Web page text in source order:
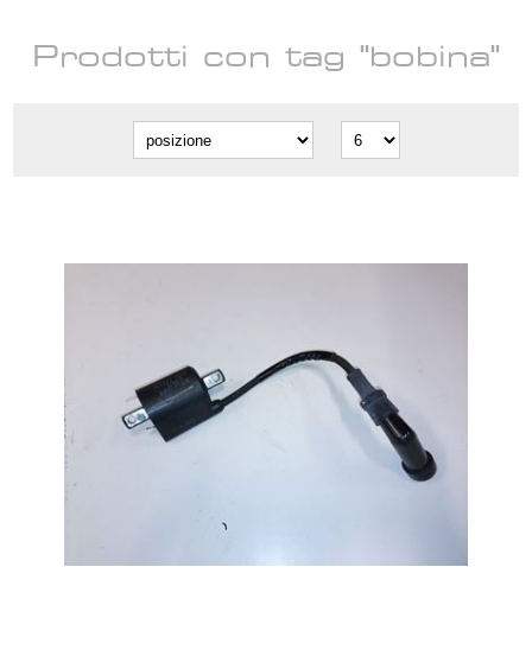
Prodotti con tag "bobina"